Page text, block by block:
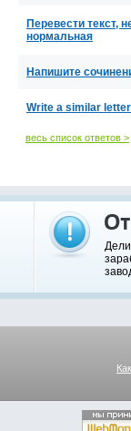
Перевести текст,
нормальная
Напишите
Write a similar
весь список ответов >